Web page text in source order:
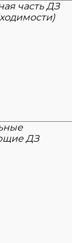
часть ДЗ
ДЗ